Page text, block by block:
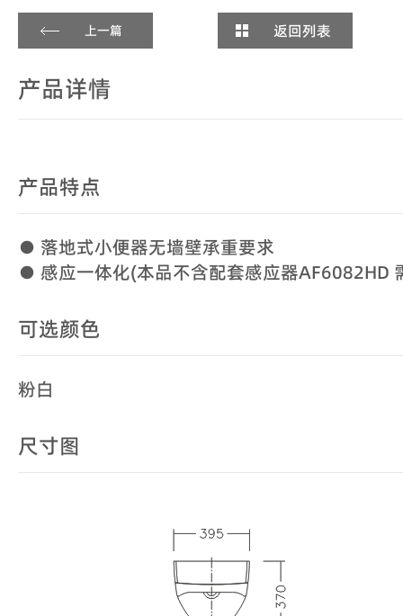
上一篇 返回列表
产品详情
产品特点
● 落地式小便器无墙壁承重要求
● 感应一体化(本品不含配套感应器AF6082HD
可选颜色
粉白
尺寸图